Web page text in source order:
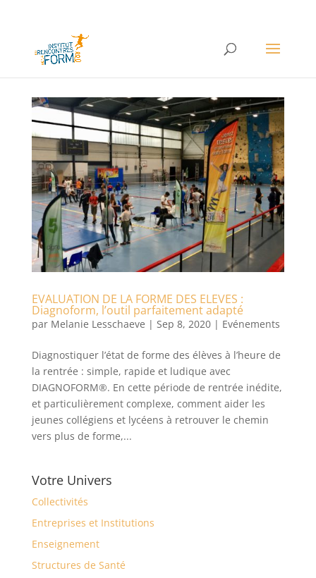
EVALUATION DE LA FORME DES ELEVES :
Diagnoform, l’outil parfaitement adapté
par Melanie Lesschaeve | Sep 8, 2020| Evénements
Diagnostiquer l’état de forme des élèves à l’heure de
la rentrée : simple, rapide et ludique avec
DIAGNOFORM®. En cette période de rentrée inédite,
et particulièrement complexe, comment aider les
jeunes collégiens et lycéens à retrouver le chemin
vers plus de forme,...
Votre Univers
Collectivités
Entreprises et Institutions
Enseignement
Structures de Santé